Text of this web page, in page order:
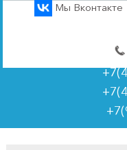
Мы Вконтакте